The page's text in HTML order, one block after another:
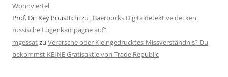
Wohnviertel
Prof. Dr. Key Pousttchizu „Baerbocks Digitaldetektive decken
russische Lügenkampagne auf“
mgessatzu Verarsche oder Kleingedrucktes-Missverständnis? Du
bekommst KEINE Gratisaktie von Trade Republic